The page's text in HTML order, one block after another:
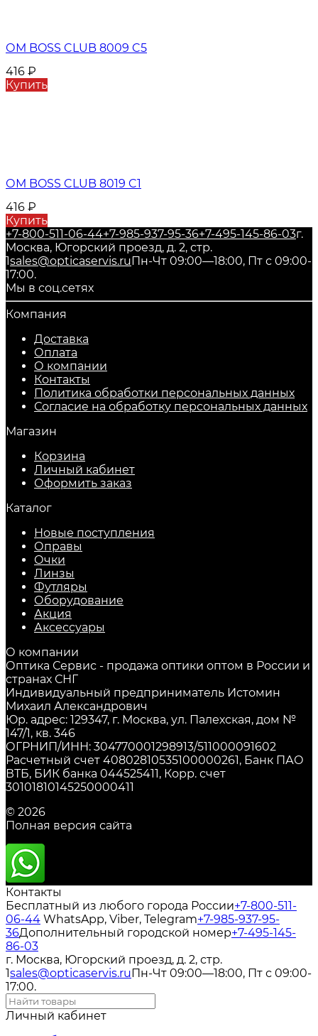
ОМ BOSS CLUB 8009 C5
416 ₽
Купить
ОМ BOSS CLUB 8019 C1
416 ₽
Купить
+7-800-511-06-44+7-985-937-95-36+7-495-145-86-03г.
Москва, Югорский проезд, д. 2, стр.
1sales@opticaservis.ruПн-Чт 09:00—18:00, Пт с 09:00-
17:00.
Мы в соц.сетях
Компания
Доставка
Оплата
О компании
Контакты
Политика обработки персональных данных
Согласие на обработку персональных данных
Магазин
Корзина
Личный кабинет
Оформить заказ
Каталог
Новые поступления
Оправы
Очки
Линзы
Футляры
Оборудование
Акция
Аксессуары
О компании
Оптика Сервис - продажа оптики оптом в России и
странах СНГ
Индивидуальный предприниматель Истомин
Михаил Александрович
Юр. адрес: 129347, г. Москва, ул. Палехская, дом №
147/1, кв. 346
ОГРНИП/ИНН: 304770001298913/511000091602
Расчетный счет 40802810535100000261, Банк ПАО
ВТБ, БИК банка 044525411, Корр. счет
30101810145250000411
© 2026
Полная версия сайта
Контакты
Бесплатный из любого города России+7-800-511-
06-44 WhatsApp, Viber, Telegram+7-985-937-95-
36Дополнительный городской номер+7-495-145-
86-03
г. Москва, Югорский проезд, д. 2, стр.
1sales@opticaservis.ruПн-Чт 09:00—18:00, Пт с 09:00-
17:00.
Личный кабинет